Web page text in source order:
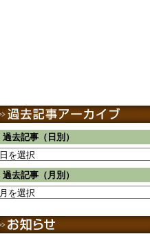
過去記事（日別）
過去記事（月別）